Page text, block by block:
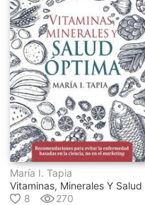
María I. Tapia
8
270